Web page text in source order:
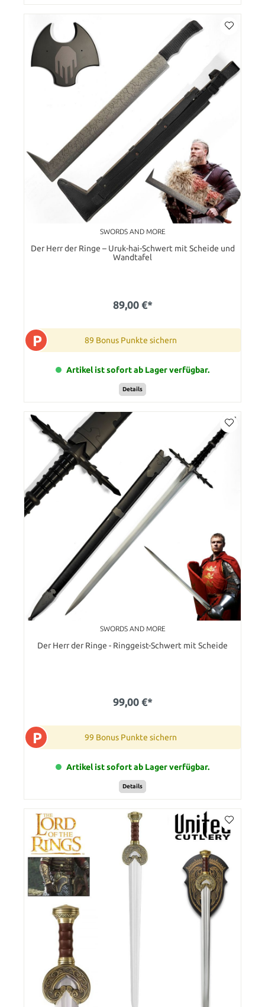
SWORDS AND MORE
Der Herr der Ringe – Uruk-hai-Schwert mit Scheide und
Wandtafel
89,00 €*
P 89 Bonus Punkte sichern
Artikel ist sofort ab Lager verfügbar.
Details
SWORDS AND MORE
Der Herr der Ringe - Ringgeist-Schwert mit Scheide
99,00 €*
P 99 Bonus Punkte sichern
Artikel ist sofort ab Lager verfügbar.
Details